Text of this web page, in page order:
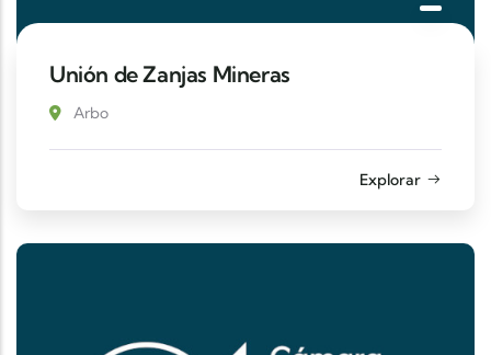
Unión de Zanjas Mineras
Arbo
Explorar